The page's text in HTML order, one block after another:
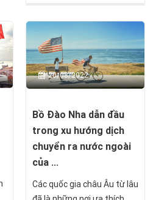
20/08/2022
Bồ Đào Nha dẫn đầu
trong xu hướng dịch
chuyển ra nước ngoài
của ...
Các quốc gia châu Âu từ lâu